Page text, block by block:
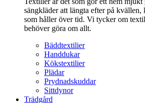
sängkläder att längta efter på
som håller över tid. Vi tycker om
behöver göra om allt.
Bäddtextilier
Handdukar
Kökstextilier
Plädar
Prydnadskuddar
Sittdynor
Trädgård